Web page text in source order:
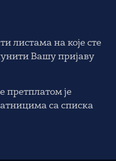
листама на које сте
Вашу пријаву
претплатом је
са списка